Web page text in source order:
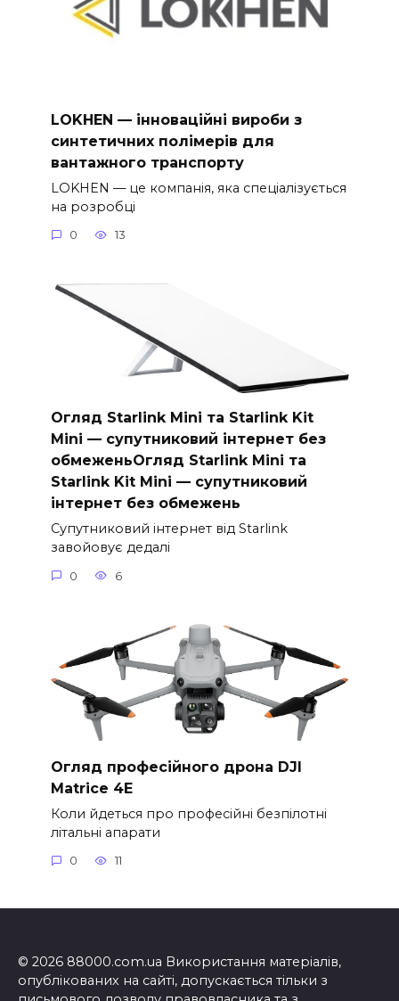
LOKHEN — інноваційні вироби з
синтетичних полімерів для
вантажного транспорту
LOKHEN — це компанія, яка спеціалізується
на розробці
0 13
Огляд Starlink Mini та Starlink Kit
Mini — супутниковий інтернет без
обмеженьОгляд Starlink Mini та
Starlink Kit Mini — супутниковий
інтернет без обмежень
Супутниковий інтернет від Starlink
завойовує дедалі
0 6
Огляд професійного дрона DJI
Matrice 4E
Коли йдеться про професійні безпілотні
літальні апарати
0 11
© 2026 88000.com.ua Використання матеріалів,
опублікованих на сайті, допускається тільки з